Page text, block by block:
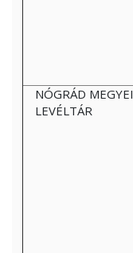
NÓGRÁD MEGYEI
LEVÉLTÁR